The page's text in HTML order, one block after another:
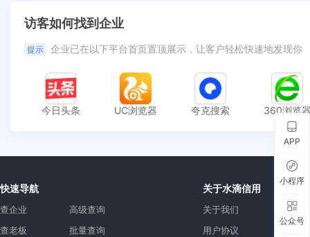
访客如何找到企业
提示 企业已在以下平台首页置顶展示，让客户轻松快速地发现你
今日头条 UC浏览器 夸克搜索 360浏览
快速导航
查企业
查老板
高级查询
批量查询
关于水滴信用
关于我们
用户协议
APP
小程序
公众号